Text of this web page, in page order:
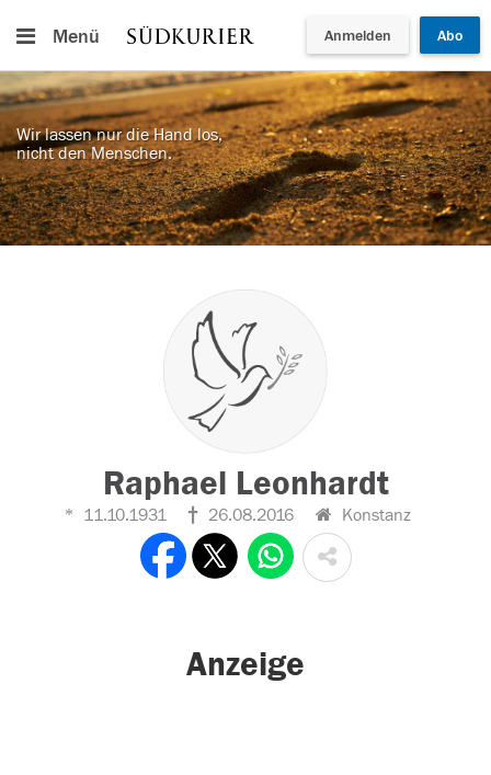
Menü Anmelden Abo
Wir lassen nur die Hand los,
nicht den Menschen.
Raphael Leonhardt
11.10.1931 26.08.2016 Konstanz
Anzeige